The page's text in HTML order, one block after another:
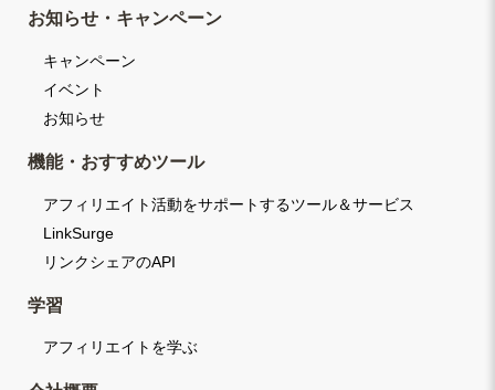
お知らせ・キャンペーン
キャンペーン
イベント
お知らせ
機能・おすすめツール
アフィリエイト活動をサポートするツール＆サービス
LinkSurge
リンクシェアのAPI
学習
アフィリエイトを学ぶ